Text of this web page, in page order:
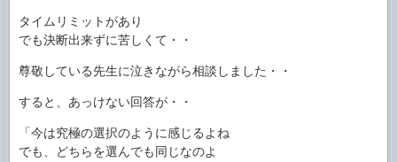
タイムリミットがあり
でも決断出来ずに苦しくて・・
尊敬している先生に泣きながら相談しました・・
すると、あっけない回答が・・
「今は究極の選択のように感じるよね
でも、どちらを選んでも同じなのよ